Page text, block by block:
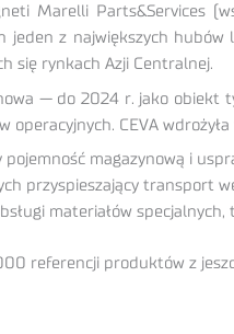
Marelli Parts&Services
z największych
się rynkach Azji Centralnej.
— do 2024 r. jako
operacyjnych. CEVA
magazynową i
przyspieszający transport
materiałów
referencji produktów z